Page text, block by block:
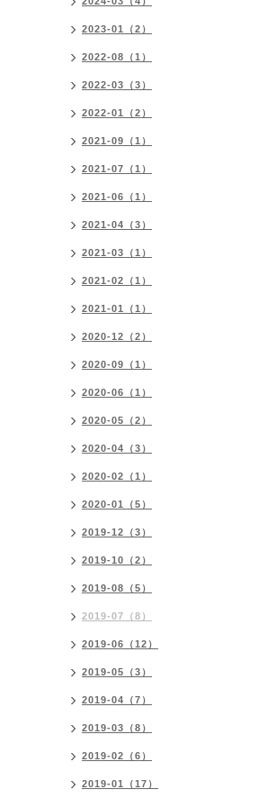
2023-01（2）
2022-08（1）
2022-03（3）
2022-01（2）
2021-09（1）
2021-07（1）
2021-06（1）
2021-04（3）
2021-03（1）
2021-02（1）
2021-01（1）
2020-12（2）
2020-09（1）
2020-06（1）
2020-05（2）
2020-04（3）
2020-02（1）
2020-01（5）
2019-12（3）
2019-10（2）
2019-08（5）
2019-07（8）
2019-06（12）
2019-05（3）
2019-04（7）
2019-03（8）
2019-02（6）
2019-01（17）